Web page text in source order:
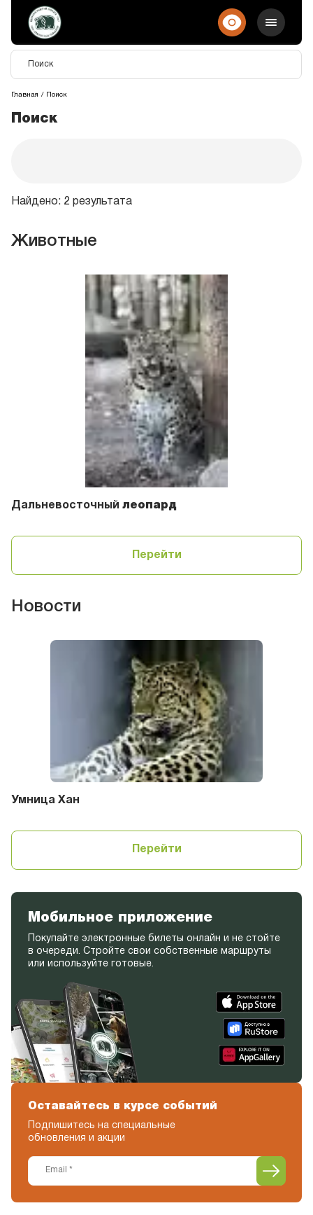
Главная Поиск
Поиск
Найдено: 2 результата
Животные
Дальневосточный леопард
Перейти
Новости
Умница Хан
Перейти
Мобильное приложение
Покупайте электронные билеты онлайн и не стойте
в очереди. Стройте свои собственные маршруты
или используйте готовые.
Оставайтесь в курсе событий
Подпишитесь на специальные
обновления и акции